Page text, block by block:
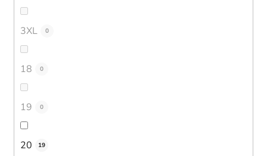
3XL 0
18 0
19 0
20 19